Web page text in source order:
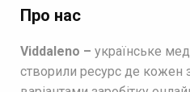
Про нас
Viddaleno – українське
створили ресурс де кожен